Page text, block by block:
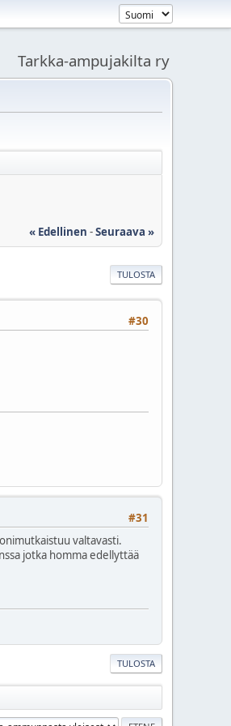
Tarkka-ampujakilta ry
« Edellinen -Seuraava »
TULOSTA
#30
#31
valtavasti.
jotka homma edellyttää
TULOSTA